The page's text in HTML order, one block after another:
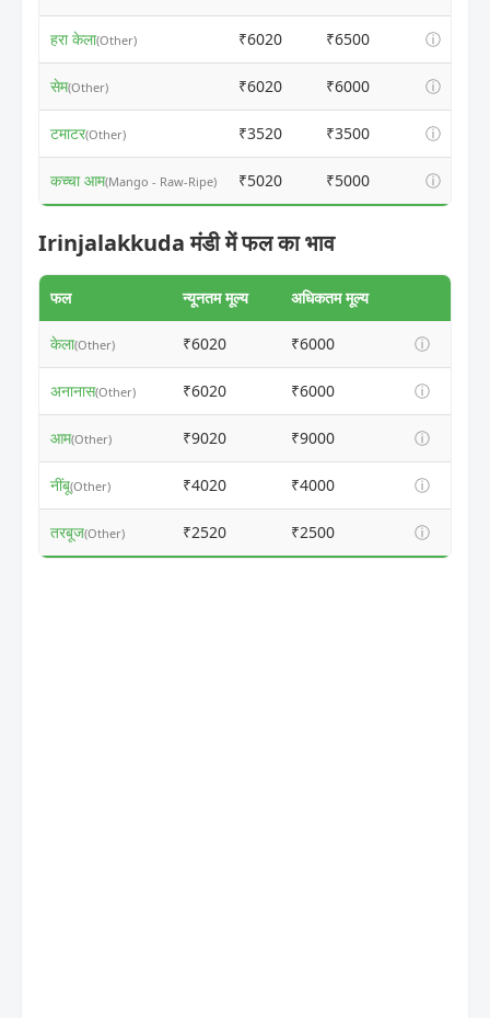
हरा केला(Other) ₹6020 ₹6500 ⓘ
सेम(Other) ₹6020 ₹6000 ⓘ
टमाटर(Other) ₹3520 ₹3500 ⓘ
कच्चा आम(Mango - Raw-Ripe) ₹5020 ₹5000 ⓘ
Irinjalakkuda मंडी में फल का भाव
फल न्यूनतम मूल्य अधिकतम मूल्य
केला(Other) ₹6020 ₹6000 ⓘ
अनानास(Other) ₹6020 ₹6000 ⓘ
आम(Other) ₹9020 ₹9000 ⓘ
नींबू(Other) ₹4020 ₹4000 ⓘ
तरबूज(Other) ₹2520 ₹2500 ⓘ